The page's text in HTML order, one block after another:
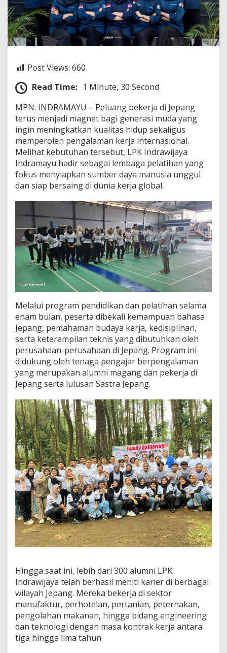
a
y
a
B
i
r
d
i
J
e
p
a
n
g
,
n
d
r
y
:
S
a
a
t
a
W
a
r
g
a
I
n
d
a
m
a
y
u
N
a
i
k
K
e
l
a
s
Post Views: 660
Read Time: 1 Minute, 30 Second
MPN. INDRAMAYU – Peluang bekerja di Jepang
terus menjadi magnet bagi generasi muda yang
ingin meningkatkan kualitas hidup sekaligus
memperoleh pengalaman kerja internasional.
Melihat kebutuhan tersebut, LPK Indrawijaya
Indramayu hadir sebagai lembaga pelatihan yang
fokus menyiapkan sumber daya manusia unggul
dan siap bersaing di dunia kerja global.
Melalui program pendidikan dan pelatihan selama
enam bulan, peserta dibekali kemampuan bahasa
Jepang, pemahaman budaya kerja, kedisiplinan,
serta keterampilan teknis yang dibutuhkan oleh
perusahaan-perusahaan di Jepang. Program ini
didukung oleh tenaga pengajar berpengalaman
yang merupakan alumni magang dan pekerja di
Jepang serta lulusan Sastra Jepang.
Hingga saat ini, lebih dari 300 alumni LPK
Indrawijaya telah berhasil meniti karier di berbagai
wilayah Jepang. Mereka bekerja di sektor
manufaktur, perhotelan, pertanian, peternakan,
pengolahan makanan, hingga bidang engineering
dan teknologi dengan masa kontrak kerja antara
tiga hingga lima tahun.